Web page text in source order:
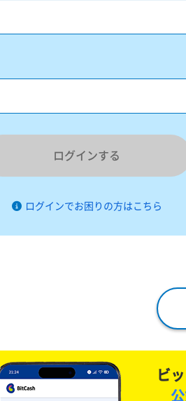
ログインする
ログインでお困りの方はこちら
ビ